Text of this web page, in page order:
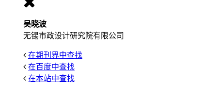
吴晓波
无锡市政设计研究院有限公司
在期刊界中查找
在百度中查找
在本站中查找